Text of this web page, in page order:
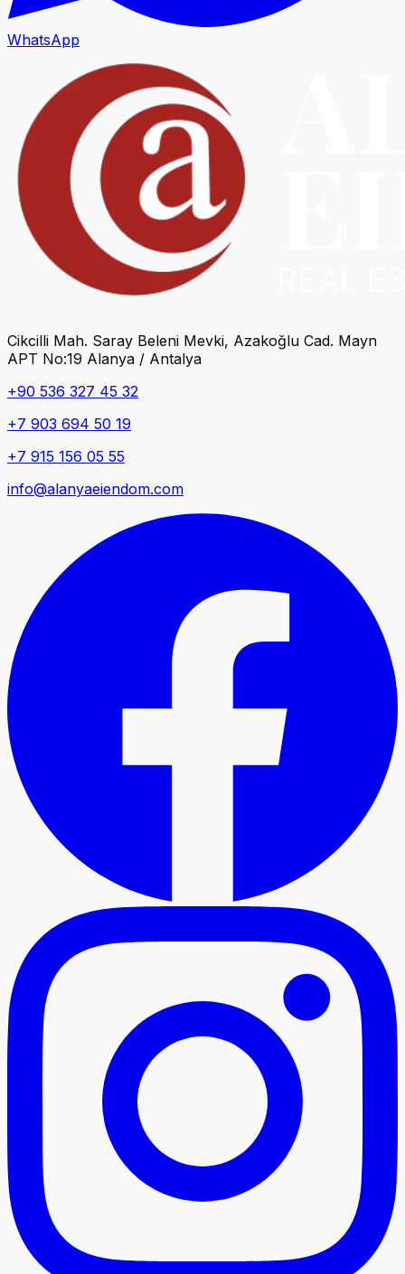
WhatsApp
Cikcilli Mah. Saray Beleni Mevki, Azakoğlu Cad. Mayn
APT No:19 Alanya / Antalya
+90 536 327 45 32
+7 903 694 50 19
+7 915 156 05 55
info@alanyaeiendom.com